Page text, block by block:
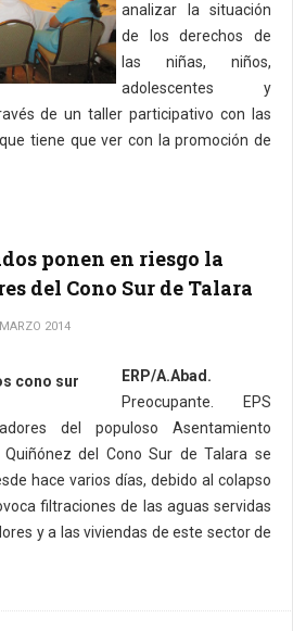
analizar la situación
de los derechos de
las niñas, niños,
adolescentes y
de un taller participativo con las
tiene que ver con la promoción de
ponen en riesgo la
del Cono Sur de Talara
2014
ERP/A.Abad.
Preocupante. EPS
del populoso Asentamiento
del Cono Sur de Talara se
hace varios días, debido al colapso
filtraciones de las aguas servidas
y a las viviendas de este sector de